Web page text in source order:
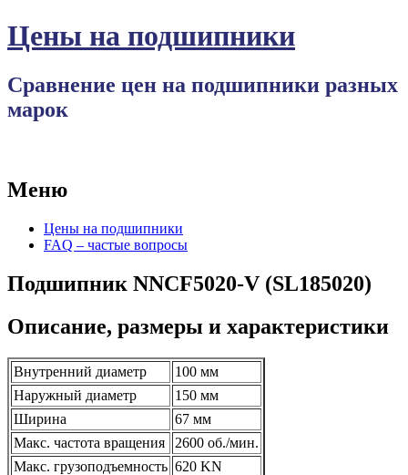
Цены на подшипники
Сравнение цен на подшипники разных
марок
Меню
ПерейтиЦены на подшипники
FAQ – частые вопросы
Подшипник NNCF5020-V (SL185020)
Описание, размеры и характеристики
Внутренний диаметр
100 мм
Наружный диаметр
150 мм
Ширина
67 мм
Макс. частота вращения
2600 об./мин.
Макс. грузоподъемность 620 KN